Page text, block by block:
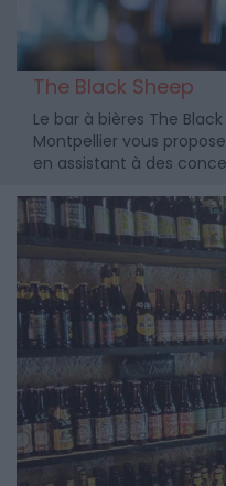
The Black Sheep
Le bar à bières The
Montpellier vous
en assistant à des